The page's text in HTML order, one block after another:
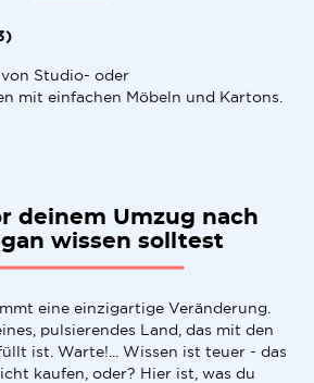
Studio- oder
mit einfachen Möbeln und Kartons.
deinem Umzug nach
wissen solltest
eine einzigartige Veränderung.
pulsierendes Land, das mit den
ist. Warte!... Wissen ist teuer - das
kaufen, oder? Hier ist, was du